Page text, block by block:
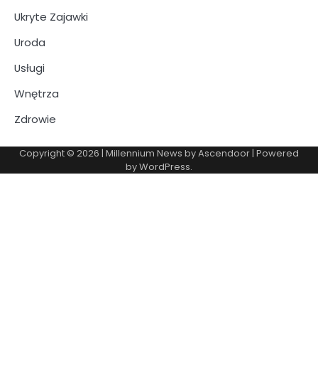
Ukryte Zajawki
Uroda
Usługi
Wnętrza
Zdrowie
Copyright © 2026 | Millennium News byAscendoor | Powered
byWordPress.